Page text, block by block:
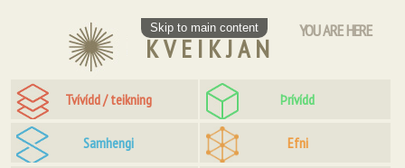
Skip to main content
KVEIKJAN
Tvívídd / teikning Þrívídd
Samhengi Efni
YOU ARE HERE